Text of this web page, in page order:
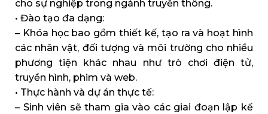
cho sự nghiệp trong ngành truyền thông.
• Đào tạo đa dạng:
– Khóa học bao gồm thiết kế, tạo ra và hoạt hình
các nhân vật, đối tượng và môi trường cho nhiều
phương tiện khác nhau như trò chơi điện tử,
truyền hình, phim và web.
• Thực hành và dự án thực tế:
– Sinh viên sẽ tham gia vào các giai đoạn lập kế